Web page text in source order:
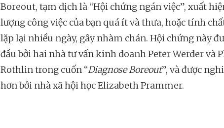
Boreout, tạm dịch là “Hội chứng ngán việc”, xuất
lượng công việc của bạn quá ít và thưa, hoặc tính
lặp lại nhiều ngày, gây nhàm chán. Hội chứng này
đầu bởi hai nhà tư vấn kinh doanh Peter Werder và
Rothlin trong cuốn “Diagnose Boreout”, và được
hơn bởi nhà xã hội học Elizabeth Prammer.